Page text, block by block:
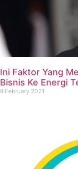
Ini Faktor Yang
Bisnis Ke Energi
9 February 2021